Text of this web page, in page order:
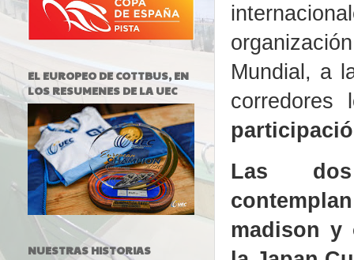
Mundial, a
Las dos
madison y
EL EUROPEO DE COTTBUS, EN
LOS RESUMENES DE LA UEC
NUESTRAS HISTORIAS